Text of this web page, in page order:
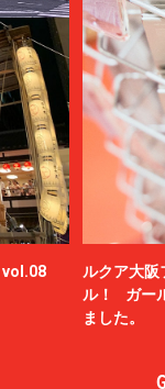
vol.08
ルクア大阪
ル！ ガー
ました。